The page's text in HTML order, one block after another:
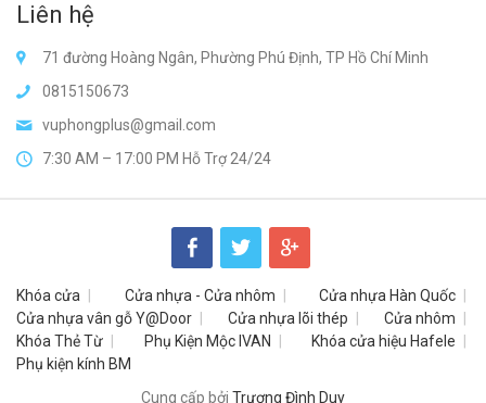
Liên hệ
71 đường Hoàng Ngân, Phường Phú Định, TP Hồ Chí Minh
0815150673
vuphongplus@gmail.com
7:30 AM – 17:00 PM Hỗ Trợ 24/24
Khóa cửa Cửa nhựa - Cửa nhôm
Cửa nhựa Hàn Quốc
Cửa nhựa vân gỗ Y@Door
Cửa nhựa lõi thép
Cửa nhôm
Khóa Thẻ Từ
Phụ Kiện Mộc IVAN
Khóa cửa hiệu Hafele
Phụ kiện kính BM
Cung cấp bởi Trương Đình Duy